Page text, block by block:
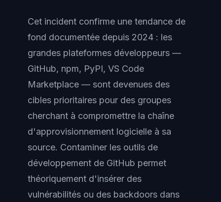
Cet incident confirme une tendance de
fond documentée depuis 2024 : les
grandes plateformes développeurs —
GitHub, npm, PyPI, VS Code
Marketplace — sont devenues des
cibles prioritaires pour des groupes
cherchant à compromettre la chaîne
d'approvisionnement logicielle à sa
source. Contaminer les outils de
développement de GitHub permet
théoriquement d'insérer des
vulnérabilités ou des backdoors dans